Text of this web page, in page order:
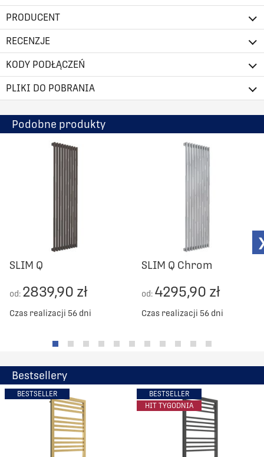
PRODUCENT
RECENZJE
KODY PODŁĄCZEŃ
PLIKI DO POBRANIA
Podobne produkty
SLIM Q
od: 2839,90 zł
Czas realizacji 56 dni
SLIM Q Chrom
od: 4295,90 zł
Czas realizacji 56 dni
Bestsellery
BESTSELLER
BESTSELLER
HIT TYGODNIA